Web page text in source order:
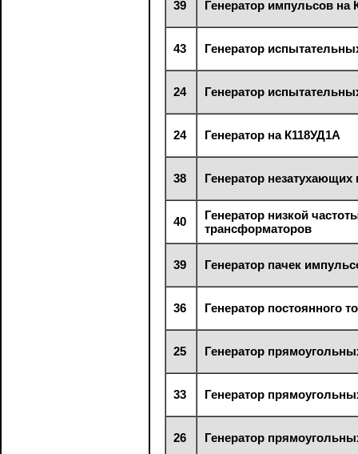
39 Генератор импульсов
43 Генератор
24 Генератор
24 Генератор на К118УД1А
38 Генератор незатухающих
40
Генератор низкой
трансформаторов
39 Генератор пачек
36 Генератор постоянного
25 Генератор
33 Генератор
26 Генератор